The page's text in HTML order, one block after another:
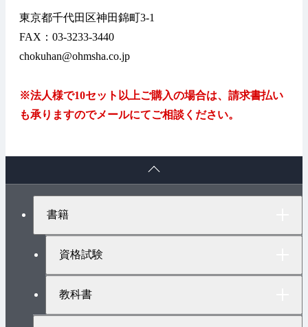
東京都千代田区神田錦町3-1
FAX：03-3233-3440
chokuhan@ohmsha.co.jp
※法人様で10セット以上ご購入の場合は、請求書払い
も承りますのでメールにてご相談ください。
書籍
資格試験
教科書